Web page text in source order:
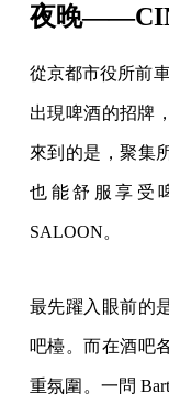
夜晚
從京都市役所前
出現啤酒的招牌
來到的是，聚集
也能舒服享受
SALOON。
最先躍入眼前的
吧檯。而在酒吧
重氛圍。一問